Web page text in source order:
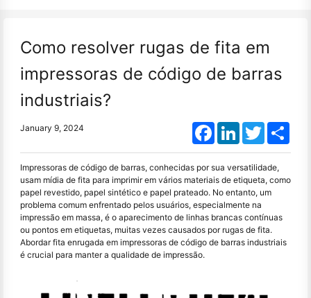
Como resolver rugas de fita em
impressoras de código de barras
industriais?
January 9, 2024 FacebookLinkedInTwitter
Impressoras de código de barras, conhecidas por sua versatilidade,
usam mídia de fita para imprimir em vários materiais de etiqueta, como
papel revestido, papel sintético e papel prateado. No entanto, um
problema comum enfrentado pelos usuários, especialmente na
impressão em massa, é o aparecimento de linhas brancas contínuas
ou pontos em etiquetas, muitas vezes causados por rugas de fita.
Abordar fita enrugada em impressoras de código de barras industriais
é crucial para manter a qualidade de impressão.